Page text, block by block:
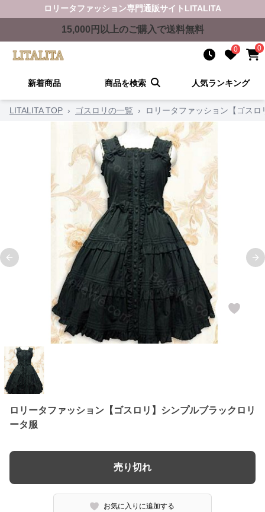
ロリータファッション専門通販サイト LITALITA
15,000 円以上のご購入で送料無料
0 0
新着商品 商品を検索 人気ランキング
LITALITA TOP › ゴスロリの一覧 › ロリータファッション【ゴス
Previous slide
ロリータファッション【ゴスロリ】シンプルブラックロリ
ータ服
売り切れ
お気に入りに追加する